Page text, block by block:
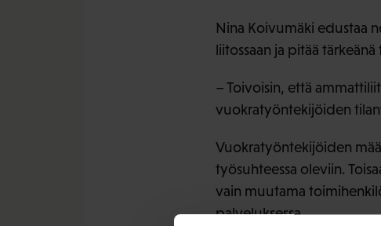
Nina Koivumäki edustaa
liitossaan ja pitää
– Toivoisin, että
vuokratyöntekijöiden
Vuokratyöntekijöiden
työsuhteessa oleviin.
vain muutama
palveluksessa.